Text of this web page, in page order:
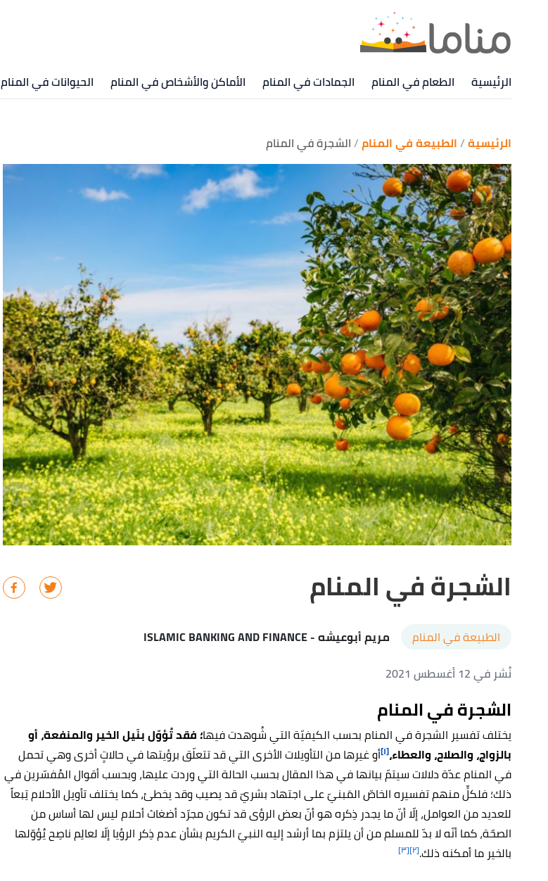
الرئيسية الطعام في المنام الجمادات في المنام الأماكن والأشخاص في المنام الحيوانات في المنام
الرئيسية الطبيعة في المنام الشجرة في المنام
الشجرة في المنام
الطبيعة في المنام مريم أبوعيشه- ISLAMIC BANKING AND FINANCE
نُشر في 12 أغسطس 2021
الشجرة في المنام
يختلف تفسير الشجرة في المنام بحسب الكيفيّة التي شُوهدت فيها؛ فقد تُؤوّل بنَيل الخير والمنفعة، أو
بالزواج، والصلاح، والعطاء،[١] أو غيرها من التأويلات الأخرى التي قد تتعلّق برؤيتها في حالاتٍ أخرى وهي تحمل
في المنام عدّة دلالات سيتمّ بيانها في هذا المقال بحسب الحالة التي وردت عليها، وبحسب أقوال المُفسّرين في
ذلك؛ فلكلٍّ منهم تفسيره الخاصّ المَبنيّ على اجتهاد بشريّ قد يصيب وقد يخطئ، كما يختلف تأويل الأحلام تِبعاً
للعديد من العوامل، إلّا أنّ ما يجدر ذِكره هو أنّ بعض الرؤى قد تكون مجرّد أضغاث أحلام ليس لها أساس من
الصحّة، كما أنّه لا بدّ للمسلم من أن يلتزم بما أرشد إليه النبيّ الكريم بشأن عدم ذِكر الرؤيا إلّا لعالِم ناصِح يُؤوّلها
بالخير ما أمكنه ذلك.[٢] [٣]